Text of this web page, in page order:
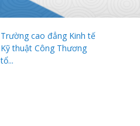
Trường cao đẳng Kinh tế
Kỹ thuật Công Thương
tổ...